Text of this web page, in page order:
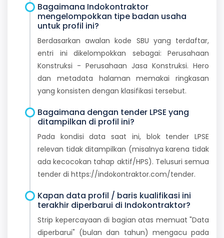
Bagaimana Indokontraktor
mengelompokkan tipe badan usaha
untuk profil ini?
Berdasarkan awalan kode SBU yang terdaftar,
entri ini dikelompokkan sebagai: Perusahaan
Konstruksi - Perusahaan Jasa Konstruksi. Hero
dan metadata halaman memakai ringkasan
yang konsisten dengan klasifikasi tersebut.
Bagaimana dengan tender LPSE yang
ditampilkan di profil ini?
Pada kondisi data saat ini, blok tender LPSE
relevan tidak ditampilkan (misalnya karena tidak
ada kecocokan tahap aktif/HPS). Telusuri semua
tender di https://indokontraktor.com/tender.
Kapan data profil / baris kualifikasi ini
terakhir diperbarui di Indokontraktor?
Strip kepercayaan di bagian atas memuat "Data
diperbarui" (bulan dan tahun) mengacu pada